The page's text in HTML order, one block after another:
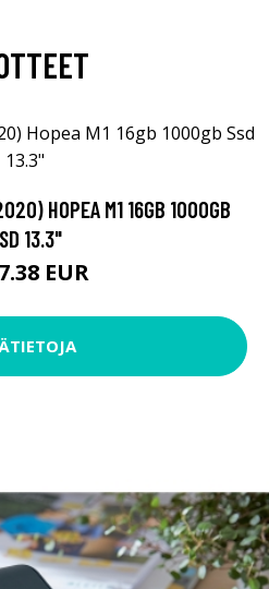
HOPEA M1 16GB 1000GB
13.3"
EUR